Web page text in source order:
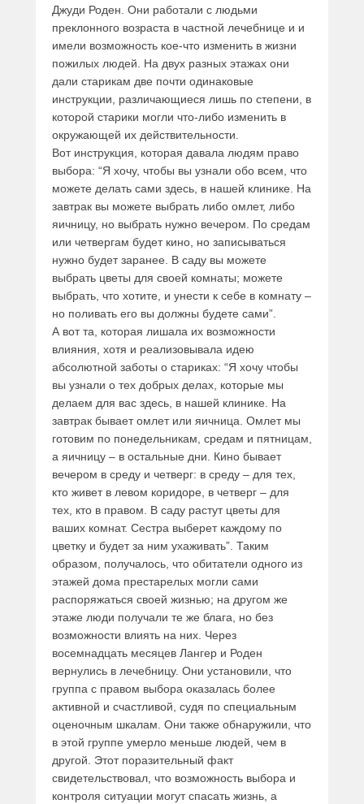
Джуди Роден. Они работали с людьми
преклонного возраста в частной лечебнице и и
имели возможность кое-что изменить в жизни
пожилых людей. На двух разных этажах они
дали старикам две почти одинаковые
инструкции, различающиеся лишь по степени, в
которой старики могли что-либо изменить в
окружающей их действительности.
Вот инструкция, которая давала людям право
выбора: “Я хочу, чтобы вы узнали обо всем, что
можете делать сами здесь, в нашей клинике. На
завтрак вы можете выбрать либо омлет, либо
яичницу, но выбрать нужно вечером. По средам
или четвергам будет кино, но записываться
нужно будет заранее. В саду вы можете
выбрать цветы для своей комнаты; можете
выбрать, что хотите, и унести к себе в комнату –
но поливать его вы должны будете сами”.
А вот та, которая лишала их возможности
влияния, хотя и реализовывала идею
абсолютной заботы о стариках: “Я хочу чтобы
вы узнали о тех добрых делах, которые мы
делаем для вас здесь, в нашей клинике. На
завтрак бывает омлет или яичница. Омлет мы
готовим по понедельникам, средам и пятницам,
а яичницу – в остальные дни. Кино бывает
вечером в среду и четверг: в среду – для тех,
кто живет в левом коридоре, в четверг – для
тех, кто в правом. В саду растут цветы для
ваших комнат. Сестра выберет каждому по
цветку и будет за ним ухаживать”. Таким
образом, получалось, что обитатели одного из
этажей дома престарелых могли сами
распоряжаться своей жизнью; на другом же
этаже люди получали те же блага, но без
возможности влиять на них. Через
восемнадцать месяцев Лангер и Роден
вернулись в лечебницу. Они установили, что
группа с правом выбора оказалась более
активной и счастливой, судя по специальным
оценочным шкалам. Они также обнаружили, что
в этой группе умерло меньше людей, чем в
другой. Этот поразительный факт
свидетельствовал, что возможность выбора и
контроля ситуации могут спасать жизнь, а